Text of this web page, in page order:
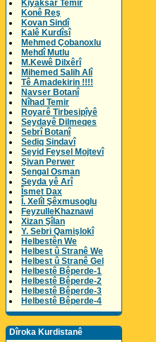
Kiyaksar Temir
Konê Reş
Kovan Sindî
Kalê Kurdîsî
Mehmed Çobanoxlu
Mehdî Mutlu
M.Kewê Dilxêrî
Mihemed Salih Alî
Tê Amadekirin !!!!
Navser Botanî
Nîhad Temir
Royarê Tirbesipîyê
Seydayê Dilmeqes
Sebrî Botanî
Sediq Sindavî
Seyid Feysel Mojtevî
Şivan Perwer
Şengal Osman
Seyda yê Arî
Îsmet Dax
Î. Xelîl Şêxmusoglu
FeyzulleKhaznawi
Xizan Şîlan
Y. Sebri Qamişlokî
Helbestên We
Helbest û Stranê We
Helbest û Stranê Gel
Helbestê Bêperde-1
Helbestê Bêperde-2
Helbestê Bêperde-3
Helbestê Bêperde-4
Dîroka Kurdistanê